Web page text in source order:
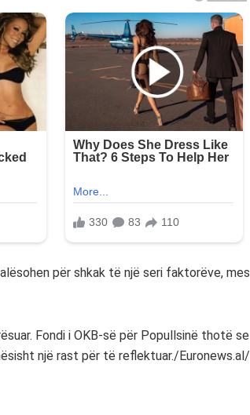
për shkak të një seri faktorëve, mes
Fondi i OKB-së për Popullsinë thotë se
një rast për të reflektuar./Euronews.al/